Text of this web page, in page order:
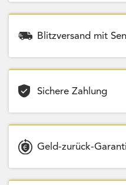
Blitzversand mit
Sichere Zahlung
Geld-zurück-